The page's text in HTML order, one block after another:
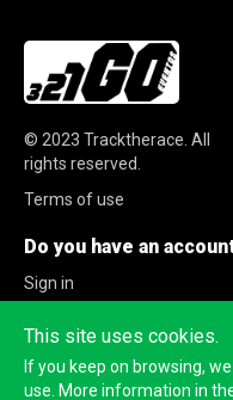
© 2023 Tracktherace All
rights reserved.
Terms of use
Do you have an
Sign in
This site uses cookies.
If you keep on browsing,
use. More information in